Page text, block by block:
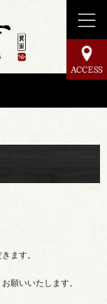
ます。
願いいたします。